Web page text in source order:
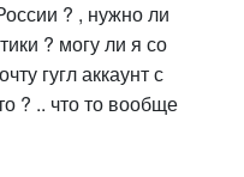
? , нужно ли
? могу ли я со
гугл аккаунт с
? .. что то вообще